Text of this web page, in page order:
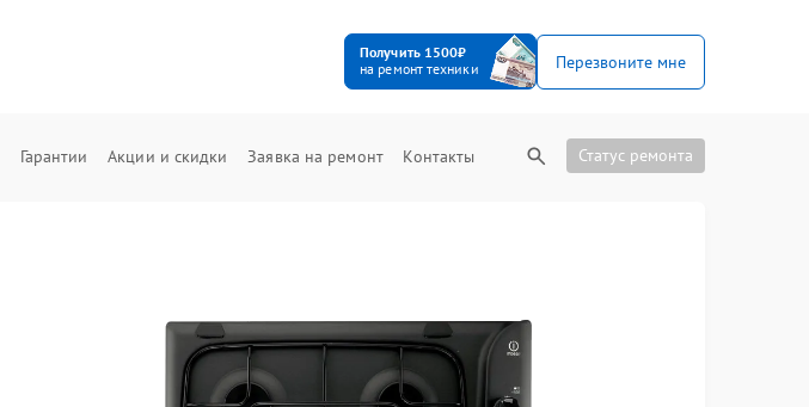
Получить 1500₽
на ремонт техники
Перезвоните мне
Гарантии Акции и скидки Заявка на ремонт Контакты Статус ремонта